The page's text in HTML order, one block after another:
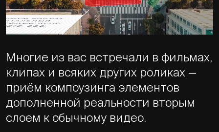
Многие из вас встречали в фильмах,
клипах и всяких других роликах —
приём компоузинга элементов
дополненной реальности вторым
слоем к обычному видео.